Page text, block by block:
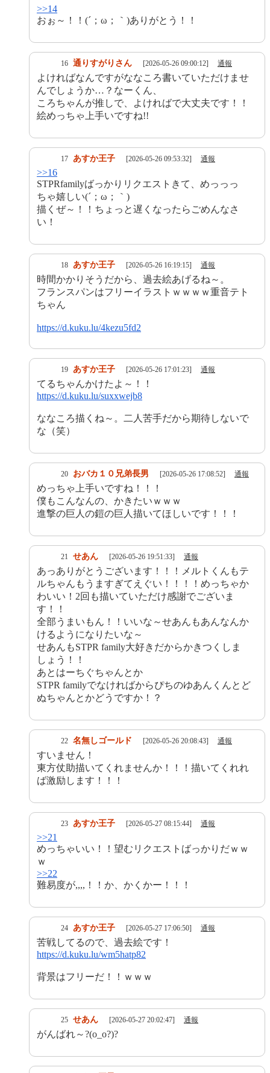
>>14
おぉ～！！(´；ω；｀)ありがとう！！
16 通りすがりさん [2026-05-26 09:00:12] 通報
よければなんですがななころ書いていただけませ
んでしょうか…？なーくん、
ころちゃんが推しで、よければで大丈夫です！！
絵めっちゃ上手いですね!!
17 あすか王子 [2026-05-26 09:53:32] 通報
>>16
STPRfamilyばっかりリクエストきて、めっっっ
ちゃ嬉しい(´；ω；｀)
描くぜ～！！ちょっと遅くなったらごめんなさ
い！
18 あすか王子 [2026-05-26 16:19:15] 通報
時間かかりそうだから、過去絵あげるね～。
フランスパンはフリーイラストｗｗｗｗ重音テト
ちゃん
https://d.kuku.lu/4kezu5fd2
19 あすか王子 [2026-05-26 17:01:23] 通報
てるちゃんかけたよ～！！
https://d.kuku.lu/suxxwejb8
ななころ描くね～。二人苦手だから期待しないで
な（笑）
20 おバカ１０兄弟長男 [2026-05-26 17:08:52] 通報
めっちゃ上手いですね！！！
僕もこんなんの、かきたいｗｗｗ
進撃の巨人の鎧の巨人描いてほしいです！！！
21 せあん [2026-05-26 19:51:33] 通報
あっありがとうございます！！！メルトくんもテ
ルちゃんもうますぎてえぐい！！！！めっちゃか
わいい！2回も描いていただけ感謝でございま
す！！
全部うまいもん！！いいな～せあんもあんなんか
けるようになりたいな～
せあんもSTPR family大好きだからかきつくしま
しょう！！
あとはーちぐちゃんとか
STPR familyでなければからぴちのゆあんくんとど
ぬちゃんとかどうですか！？
22 名無しゴールド [2026-05-26 20:08:43] 通報
すいません！
東方仗助描いてくれませんか！！！描いてくれれ
ば激励します！！！
23 あすか王子 [2026-05-27 08:15:44] 通報
>>21
めっちゃいい！！望むリクエストばっかりだｗｗ
ｗ
>>22
難易度が,,,,！！か、かくかー！！！
24 あすか王子 [2026-05-27 17:06:50] 通報
苦戦してるので、過去絵です！
https://d.kuku.lu/wm5hatp82
背景はフリーだ！！ｗｗｗ
25 せあん [2026-05-27 20:02:47] 通報
がんばれ～?(o_o?)?